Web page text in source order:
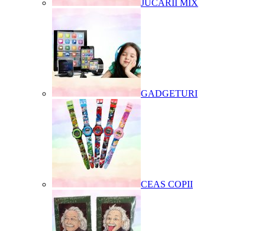
JUCARII MIX
GADGETURI
CEAS COPII